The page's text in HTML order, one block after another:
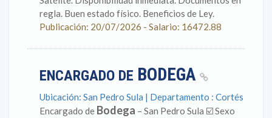
regla. Buen estado físico. Beneficios de Ley.
Publicación: 20/07/2026 - Salario: 16472.88
ENCARGADO DE BODEGA
Ubicación: San Pedro Sula | Departamento : Cortés
Encargado de Bodega – San Pedro Sula ☑️ Sexo